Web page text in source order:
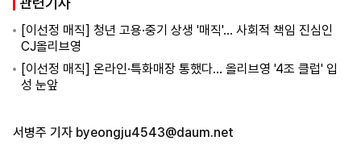
[이선정 매직] 청년 고용·중기 상생 '매직'… 사회적 책임 진심인
CJ올리브영
[이선정 매직] 온라인·특화매장 통했다… 올리브영 '4조 클럽' 입
성 눈앞
서병주 기자 byeongju4543@daum.net